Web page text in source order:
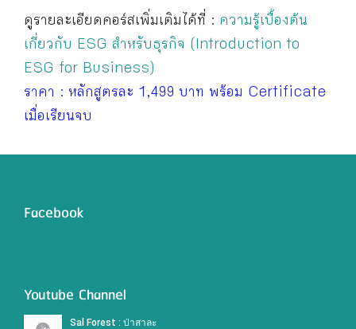
ดูรายละเอียดคอร์สเพิ่มเติมได้ที่ : ความรู้เบื้องต้น
เกี่ยวกับ ESG สำหรับธุรกิจ (Introduction to
ESG for Business)
ราคา : หลักสูตรละ 1,499 บาท พร้อม Certificate
เมื่อเรียนจบ
Facebook
Youtube Channel